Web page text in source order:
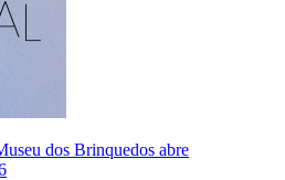
dos Brinquedos abre